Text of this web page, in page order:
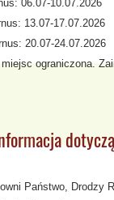
06.07-10.07.2026
13.07-17.07.2026
20.07-24.07.2026
ograniczona.
Państwo, Drodzy